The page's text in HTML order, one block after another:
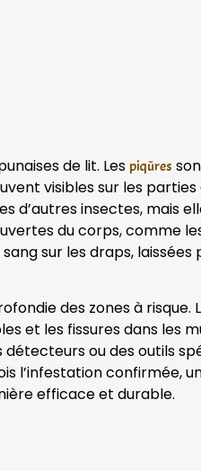
de lit. Les piqûres
visibles sur les
d’autres insectes, mais
du corps, comme
sur les draps, laissées
des zones à risque.
et les fissures dans les
ou des outils
l’infestation confirmée,
efficace et durable.